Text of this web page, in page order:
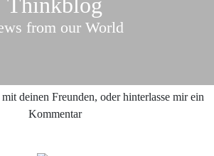
Thinkblog
from our World
deinen Freunden, oder hinterlasse mir ein
Kommentar